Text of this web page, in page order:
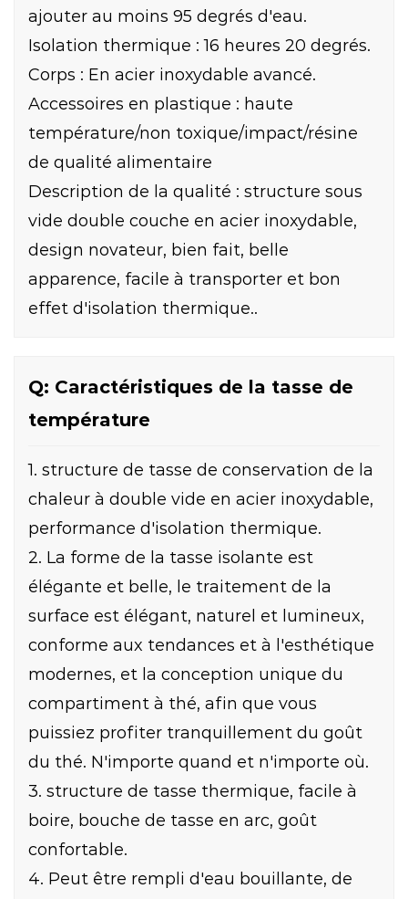
ajouter au moins 95 degrés d'eau.
Isolation thermique : 16 heures 20 degrés.
Corps : En acier inoxydable avancé.
Accessoires en plastique : haute
température/non toxique/impact/résine
de qualité alimentaire
Description de la qualité : structure sous
vide double couche en acier inoxydable,
design novateur, bien fait, belle
apparence, facile à transporter et bon
effet d'isolation thermique..
Q: Caractéristiques de la tasse de
température
1. structure de tasse de conservation de la
chaleur à double vide en acier inoxydable,
performance d'isolation thermique.
2. La forme de la tasse isolante est
élégante et belle, le traitement de la
surface est élégant, naturel et lumineux,
conforme aux tendances et à l'esthétique
modernes, et la conception unique du
compartiment à thé, afin que vous
puissiez profiter tranquillement du goût
du thé. N'importe quand et n'importe où.
3. structure de tasse thermique, facile à
boire, bouche de tasse en arc, goût
confortable.
4. Peut être rempli d'eau bouillante, de